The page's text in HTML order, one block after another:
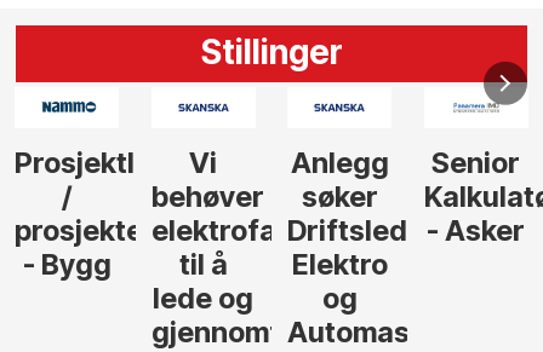
Stillinger
Anlegg
søker
Driftsleder
Elektro
Automasjon
Senior
Kalkulatør
- Asker
Senior
Tilbudsleder
Anlegg
- Oslo